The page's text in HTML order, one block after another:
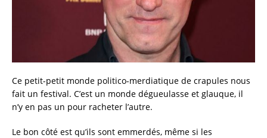
Ce petit-petit monde politico-merdiatique de crapules nous
fait un festival. C’est un monde dégueulasse et glauque, il
n’y en pas un pour racheter l’autre.
Le bon côté est qu’ils sont emmerdés, même si les